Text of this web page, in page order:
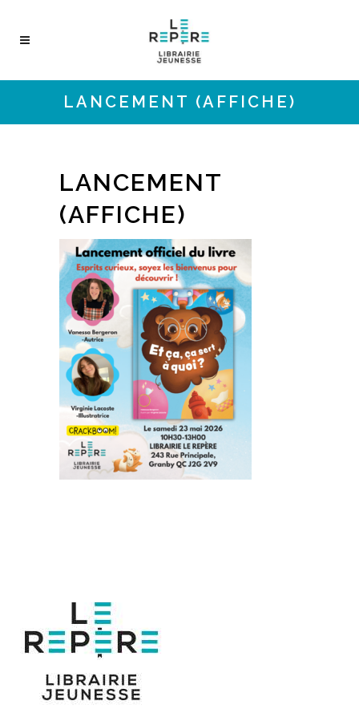
LANCEMENT (AFFICHE)
LANCEMENT
(AFFICHE)